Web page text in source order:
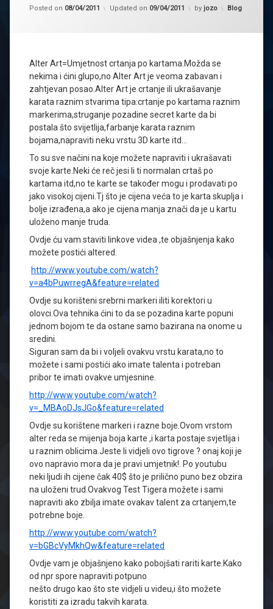
Posted on 08/04/2011 Updated on 09/04/2011 by jozo Kategorije:
Blog
Alter Art=Umjetnost crtanja po kartama.Možda se
nekima i ćini glupo,no Alter Art je veoma zabavan i
zahtjevan posao.Alter Art je crtanje ili ukrašavanje
karata raznim stvarima tipa:crtanje po kartama raznim
markerima,struganje pozadine secret karte da bi
postala što svijetlija,farbanje karata raznim
bojama,napraviti neku vrstu 3D karte itd…
To su sve načini na koje možete napraviti i ukrašavati
svoje karte.Neki će reč jesi li ti normalan crtaš po
kartama itd,no te karte se također mogu i prodavati po
jako visokoj cijeni.Tj što je cijena veća to je karta skuplja i
bolje izrađena,a ako je cijena manja znači da je u kartu
uloženo manje truda.
Ovdje ću vam staviti linkove videa ,te objašnjenja kako
možete postići altered.
http://www.youtube.com/watch?
v=a4bPuwrregA&feature=related
Ovdje su korišteni srebrni markeri iliti korektori u
olovci.Ova tehnika ćini to da se pozadina karte popuni
jednom bojom te da ostane samo bazirana na onome u
sredini.
Siguran sam da bi i voljeli ovakvu vrstu karata,no to
možete i sami postići ako imate talenta i potreban
pribor te imati ovakve umjesnine.
http://www.youtube.com/watch?
v=_MBAoDJsJGo&feature=related
Ovdje su korištene markeri i razne boje.Ovom vrstom
alter reda se mijenja boja karte ,i karta postaje svjetlija i
u raznim oblicima.Jeste li vidjeli ovo tigrove ? onaj koji je
ovo napravio mora da je pravi umjetnik!. Po youtubu
neki ljudi ih cijene čak 40$ što je prilično puno bez obzira
na uloženi trud.Ovakvog Test Tigera možete i sami
napraviti ako zbilja imate ovakav talent za crtanjem,te
potrebne boje.
http://www.youtube.com/watch?
v=bGBcVyMkhQw&feature=related
Ovdje vam je objašnjeno kako pobojšati rariti karte.Kako
od npr spore napraviti potpuno
nešto drugo kao što ste vidjeli u videu,i što možete
koristiti za izradu takvih karata.